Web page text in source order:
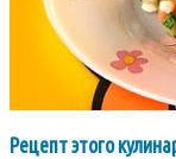
Рецепт этого